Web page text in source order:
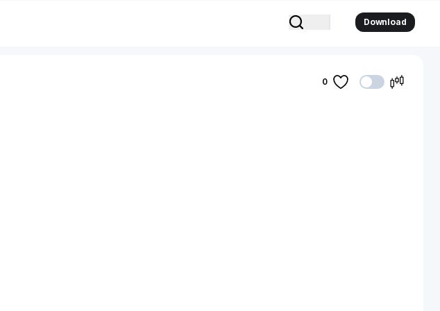
Download
0